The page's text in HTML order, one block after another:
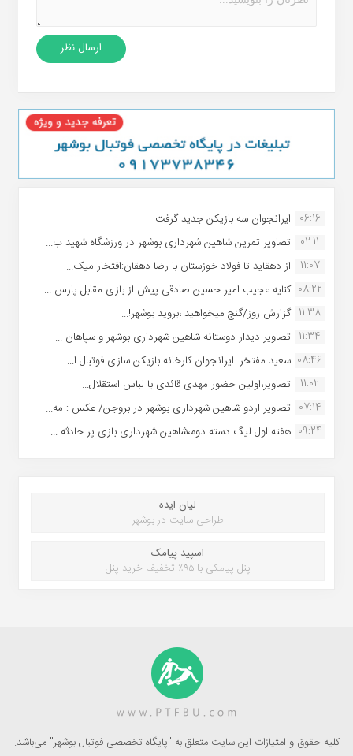
06:16 ایرانجوان سه بازیکن جدید گرفت...
02:11
تصاویر تمرین شاهین شهردارى بوشهر در ورزشگاه شهید ب...
11:07
از دهقاید تا فولاد خوزستان با رضا دهقان:افتخار میک...
08:22 کنایه عجیب امیر حسین صادقی پیش از بازی مقابل پارس ...
11:38 گزارش روز/گنج میخواهید ،بروید بوشهر!...
11:34 تصاویر دیدار دوستانه شاهین شهردارى بوشهر و سپاهان ...
08:46 سعید مفتخر :ایرانجوان کارخانه بازیکن سازی فوتبال ا...
11:02
تصاویر،اولین حضور مهدی قائدی با لباس استقلال...
07:14 تصاویر اردو شاهین شهرداری بوشهر در بروجن/ عکس : مه...
09:24 هفته اول لیگ دسته دوم،شاهین شهرداری بازی پر حادثه ...
لیان ایده
طراحی سایت در بوشهر
اسپید پیامک
پنل پیامکی با ۹۵٪ تخفیف خرید پنل
کلیه حقوق و امتیازات این سایت متعلق به "پایگاه تخصصی فوتبال بوشهر" می‌باشد.